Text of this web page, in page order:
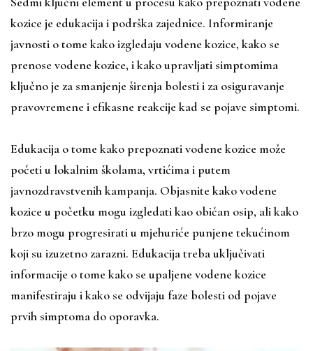
kozice je edukacija i podrška zajednice. Informiranje
javnosti o tome kako izgledaju vodene kozice, kako se
prenose vodene kozice, i kako upravljati simptomima
ključno je za smanjenje širenja bolesti i za osiguravanje
pravovremene i efikasne reakcije kad se pojave simptomi.
Edukacija o tome kako prepoznati vodene kozice može
početi u lokalnim školama, vrtićima i putem
javnozdravstvenih kampanja. Objasnite kako vodene
kozice u početku mogu izgledati kao običan osip, ali kako
brzo mogu progresirati u mjehuriće punjene tekućinom
koji su izuzetno zarazni. Edukacija treba uključivati
informacije o tome kako se upaljene vodene kozice
manifestiraju i kako se odvijaju faze bolesti od pojave
prvih simptoma do oporavka.